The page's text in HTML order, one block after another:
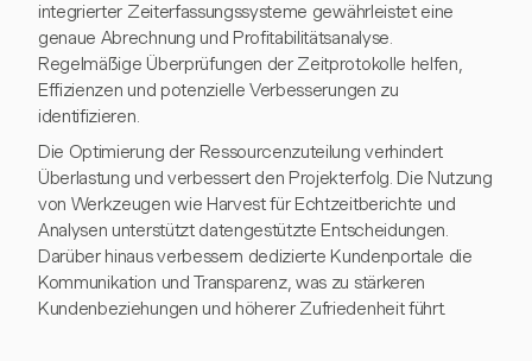
integrierter Zeiterfassungssysteme gewährleistet eine
genaue Abrechnung und Profitabilitätsanalyse.
Regelmäßige Überprüfungen der Zeitprotokolle helfen,
Effizienzen und potenzielle Verbesserungen zu
identifizieren.
Die Optimierung der Ressourcenzuteilung verhindert
Überlastung und verbessert den Projekterfolg. Die Nutzung
von Werkzeugen wie Harvest für Echtzeitberichte und
Analysen unterstützt datengestützte Entscheidungen.
Darüber hinaus verbessern dedizierte Kundenportale die
Kommunikation und Transparenz, was zu stärkeren
Kundenbeziehungen und höherer Zufriedenheit führt.